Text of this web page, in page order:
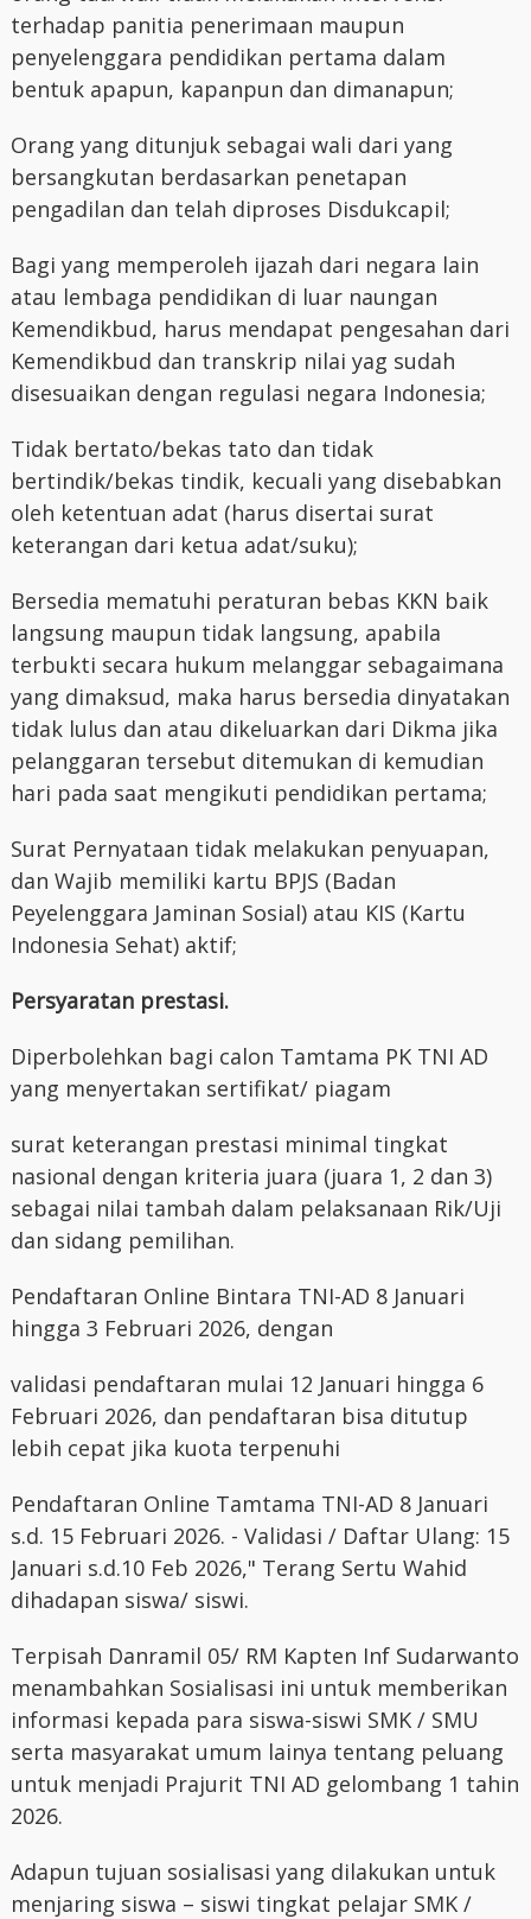
terhadap panitia penerimaan maupun
penyelenggara pendidikan pertama dalam
bentuk apapun, kapanpun dan dimanapun;
Orang yang ditunjuk sebagai wali dari yang
bersangkutan berdasarkan penetapan
pengadilan dan telah diproses Disdukcapil;
Bagi yang memperoleh ijazah dari negara lain
atau lembaga pendidikan di luar naungan
Kemendikbud, harus mendapat pengesahan dari
Kemendikbud dan transkrip nilai yag sudah
disesuaikan dengan regulasi negara Indonesia;
Tidak bertato/bekas tato dan tidak
bertindik/bekas tindik, kecuali yang disebabkan
oleh ketentuan adat (harus disertai surat
keterangan dari ketua adat/suku);
Bersedia mematuhi peraturan bebas KKN baik
langsung maupun tidak langsung, apabila
terbukti secara hukum melanggar sebagaimana
yang dimaksud, maka harus bersedia dinyatakan
tidak lulus dan atau dikeluarkan dari Dikma jika
pelanggaran tersebut ditemukan di kemudian
hari pada saat mengikuti pendidikan pertama;
Surat Pernyataan tidak melakukan penyuapan,
dan Wajib memiliki kartu BPJS (Badan
Peyelenggara Jaminan Sosial) atau KIS (Kartu
Indonesia Sehat) aktif;
Persyaratan prestasi.
Diperbolehkan bagi calon Tamtama PK TNI AD
yang menyertakan sertifikat/ piagam
surat keterangan prestasi minimal tingkat
nasional dengan kriteria juara (juara 1, 2 dan 3)
sebagai nilai tambah dalam pelaksanaan Rik/Uji
dan sidang pemilihan.
Pendaftaran Online Bintara TNI-AD 8 Januari
hingga 3 Februari 2026, dengan
validasi pendaftaran mulai 12 Januari hingga 6
Februari 2026, dan pendaftaran bisa ditutup
lebih cepat jika kuota terpenuhi
Pendaftaran Online Tamtama TNI-AD 8 Januari
s.d. 15 Februari 2026. - Validasi / Daftar Ulang: 15
Januari s.d.10 Feb 2026," Terang Sertu Wahid
dihadapan siswa/ siswi.
Terpisah Danramil 05/ RM Kapten Inf Sudarwanto
menambahkan Sosialisasi ini untuk memberikan
informasi kepada para siswa-siswi SMK / SMU
serta masyarakat umum lainya tentang peluang
untuk menjadi Prajurit TNI AD gelombang 1 tahin
2026.
Adapun tujuan sosialisasi yang dilakukan untuk
menjaring siswa – siswi tingkat pelajar SMK /